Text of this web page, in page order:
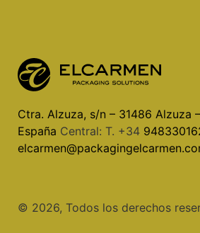
Ctra. Alzuza, s/n – 31486 Alzuza
España Central: T. +34
©️ 2026, Todos los derechos